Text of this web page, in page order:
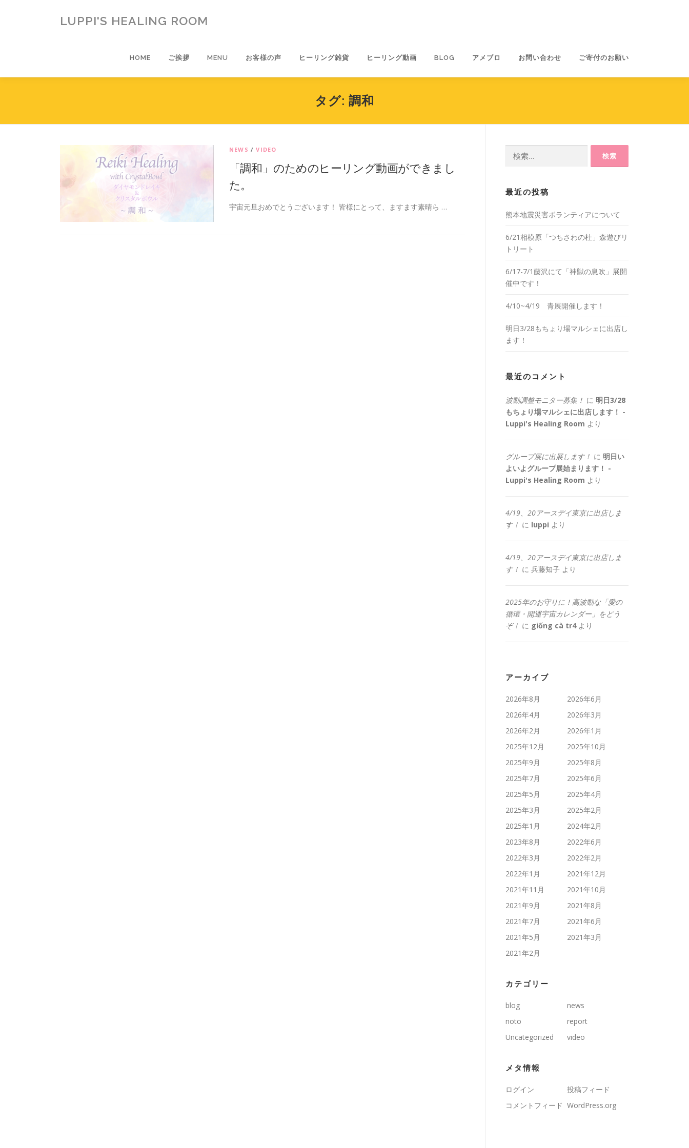
ス
LUPPI'S HEALING ROOM
HOME ご挨拶 MENU お客様の声 ヒーリング雑貨 ヒーリング動画 BLOG アメブロ お問い合わせ ご寄付のお願い
タグ: 調和
NEWS /VIDEO
「調和」のためのヒーリング動画ができまし
た。
宇宙元旦おめでとうございます！ 皆様にとって、ますます素晴ら …
最近の投稿
熊本地震災害ボランティアについて
6/21相模原「つちさわの杜」森遊びリ
トリート
6/17-7/1藤沢にて「神獣の息吹」展開
催中です！
4/10~4/19 青展開催します！
明日3/28もちょり場マルシェに出店し
ます！
最近のコメント
波動調整モニター募集！ に 明日3/28
もちょり場マルシェに出店します！ -
Luppi's Healing Room より
グループ展に出展します！ に 明日い
よいよグループ展始まります！ -
Luppi's Healing Room より
4/19、20アースデイ東京に出店しま
す！ に luppi より
4/19、20アースデイ東京に出店しま
す！ に 兵藤知子 より
2025年のお守りに！高波動な「愛の
循環・開運宇宙カレンダー」をどう
ぞ！ に giống cà tr4より
アーカイブ
2026年8月
2026年6月
2026年4月
2026年3月
2026年2月
2026年1月
2025年12月
2025年10月
2025年9月
2025年8月
2025年7月
2025年6月
2025年5月
2025年4月
2025年3月
2025年2月
2025年1月
2024年2月
2023年8月
2022年6月
2022年3月
2022年2月
2022年1月
2021年12月
2021年11月
2021年10月
2021年9月
2021年8月
2021年7月
2021年6月
2021年5月
2021年3月
2021年2月
カテゴリー
blog
news
noto
report
Uncategorized
video
メタ情報
ログイン
投稿フィード
コメントフィード WordPress.org